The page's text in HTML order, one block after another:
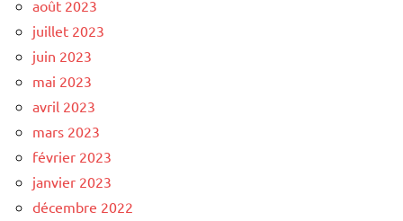
août 2023
juillet 2023
juin 2023
mai 2023
avril 2023
mars 2023
février 2023
janvier 2023
décembre 2022